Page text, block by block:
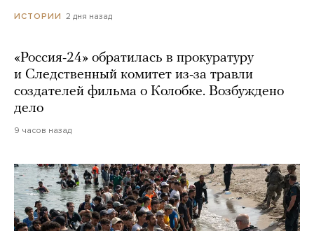
ИСТОРИИ 2 дня назад
«Россия-24» обратилась в прокуратуру
и Следственный комитет из-за травли
создателей фильма о Колобке. Возбуждено
дело
9 часов назад